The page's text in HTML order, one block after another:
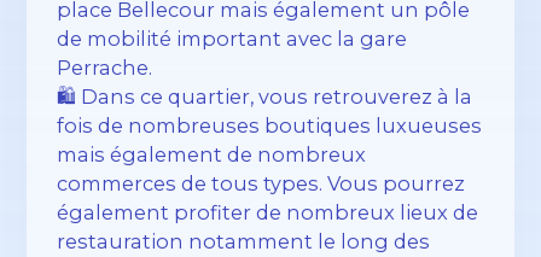
place Bellecour mais également un pôle
de mobilité important avec la gare
Perrache.
🛍️ Dans ce quartier, vous retrouverez à la
fois de nombreuses boutiques luxueuses
mais également de nombreux
commerces de tous types. Vous pourrez
également profiter de nombreux lieux de
restauration notamment le long des